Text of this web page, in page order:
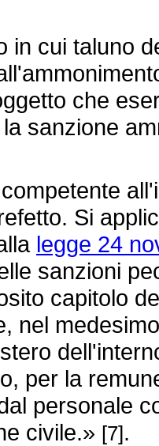
cui taluno
che
sanzione
Si
legge 24
sanzioni
capitolo
nel
per la
personale
civile.» [7].